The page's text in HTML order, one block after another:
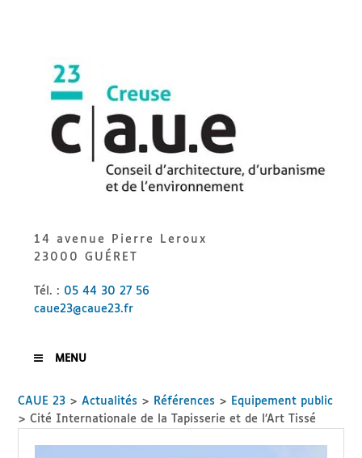
CAUE
23
14 avenue Pierre Leroux
23000 GUÉRET
Tél. : 05 44 30 27 56
caue23@caue23.fr
MENU
CAUE 23 >Actualités > Références >
Equipement public
>Cité Internationale de la Tapisserie et de l’Art Tissé